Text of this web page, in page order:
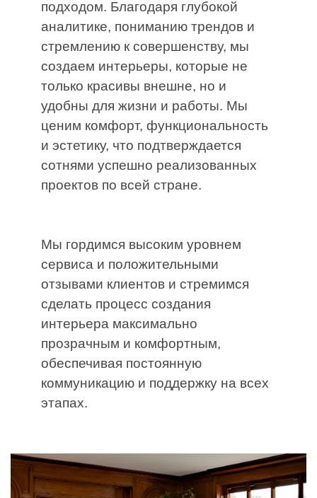
подходом. Благодаря глубокой
аналитике, пониманию трендов и
стремлению к совершенству, мы
создаем интерьеры, которые не
только красивы внешне, но и
удобны для жизни и работы. Мы
ценим комфорт, функциональность
и эстетику, что подтверждается
сотнями успешно реализованных
проектов по всей стране.
Мы гордимся высоким уровнем
сервиса и положительными
отзывами клиентов и стремимся
сделать процесс создания
интерьера максимально
прозрачным и комфортным,
обеспечивая постоянную
коммуникацию и поддержку на всех
этапах.